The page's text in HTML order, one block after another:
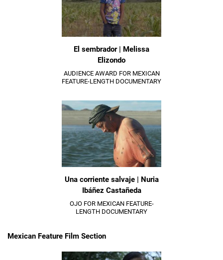
El sembrador | Melissa
Elizondo
AUDIENCE AWARD FOR MEXICAN
FEATURE-LENGTH DOCUMENTARY
Una corriente salvaje | Nuria
Ibáñez Castañeda
OJO FOR MEXICAN FEATURE-
LENGTH DOCUMENTARY
Mexican Feature Film Section